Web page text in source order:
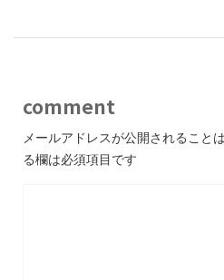
comment
メールアドレスが公開されること
る欄は必須項目です